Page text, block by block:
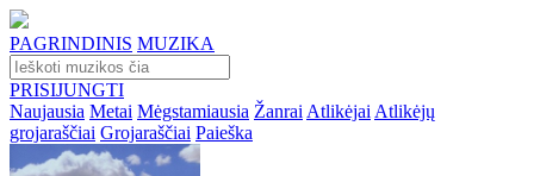
PAGRINDINIS MUZIKA
PRISIJUNGTI
Naujausia Metai Mėgstamiausia Žanrai Atlikėjai Atlikėjų
grojaraščiai Grojaraščiai Paieška